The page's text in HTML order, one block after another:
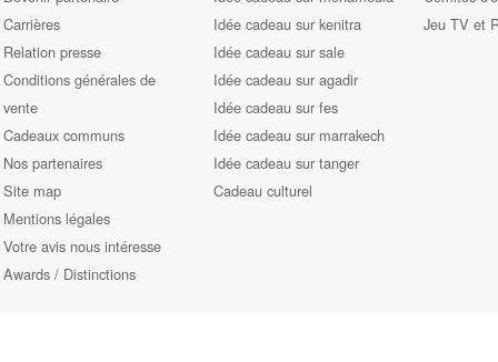
Carrières
Relation presse
Conditions générales de
vente
Cadeaux communs
Nos partenaires
Site map
Mentions légales
Votre avis nous intéresse
Awards / Distinctions
Idée cadeau sur kenitra
Idée cadeau sur sale
Idée cadeau sur agadir
Idée cadeau sur fes
Idée cadeau sur marrakech
Idée cadeau sur tanger
Cadeau culturel
Jeu TV et